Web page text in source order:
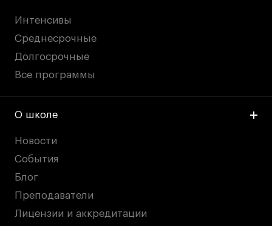
Интенсивы
Среднесрочные
Долгосрочные
Все программы
О школе
Новости
События
Блог
Преподаватели
Лицензии и аккредитации